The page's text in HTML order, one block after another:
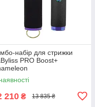
набір для стрижки
PRO Boost+
210 ₴ 13 835 ₴